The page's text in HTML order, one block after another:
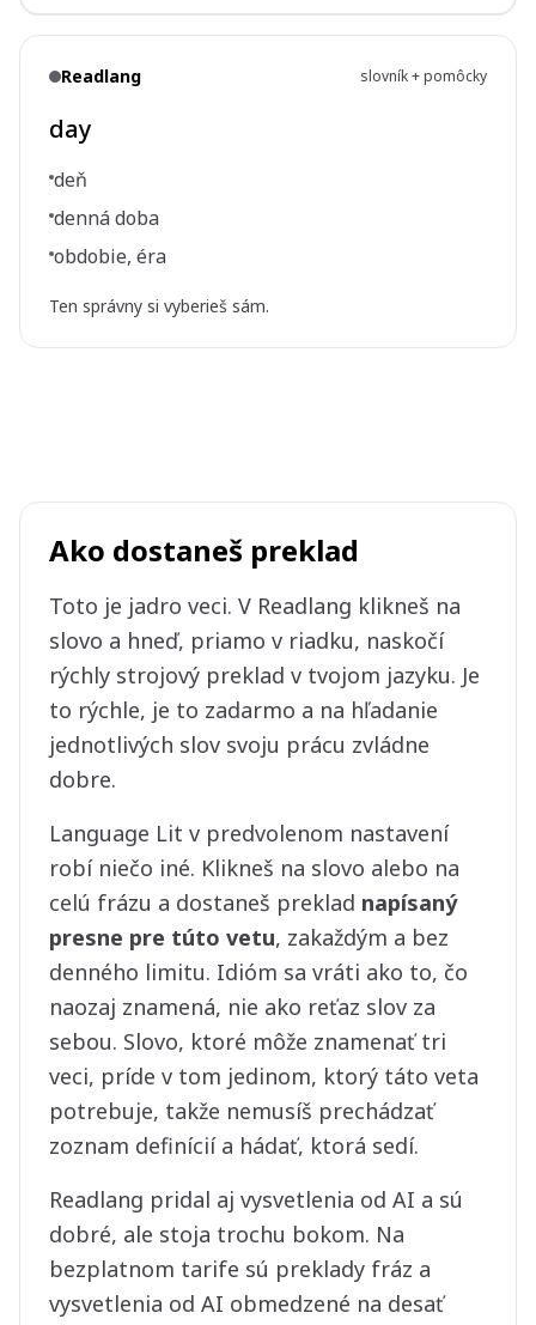
Readlang slovník + pomôcky
day
deň
denná doba
obdobie, éra
Ten správny si vyberieš sám.
Ako dostaneš preklad
Toto je jadro veci. V Readlang klikneš na
slovo a hneď, priamo v riadku, naskočí
rýchly strojový preklad v tvojom jazyku. Je
to rýchle, je to zadarmo a na hľadanie
jednotlivých slov svoju prácu zvládne
dobre.
Language Lit v predvolenom nastavení
robí niečo iné. Klikneš na slovo alebo na
celú frázu a dostaneš preklad napísaný
presne pre túto vetu, zakaždým a bez
denného limitu. Idióm sa vráti ako to, čo
naozaj znamená, nie ako reťaz slov za
sebou. Slovo, ktoré môže znamenať tri
veci, príde v tom jedinom, ktorý táto veta
potrebuje, takže nemusíš prechádzať
zoznam definícií a hádať, ktorá sedí.
Readlang pridal aj vysvetlenia od AI a sú
dobré, ale stoja trochu bokom. Na
bezplatnom tarife sú preklady fráz a
vysvetlenia od AI obmedzené na desať